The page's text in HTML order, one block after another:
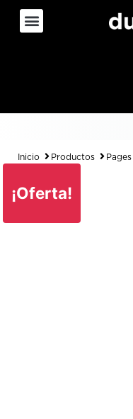
Inicio Productos Pages
¡Oferta!